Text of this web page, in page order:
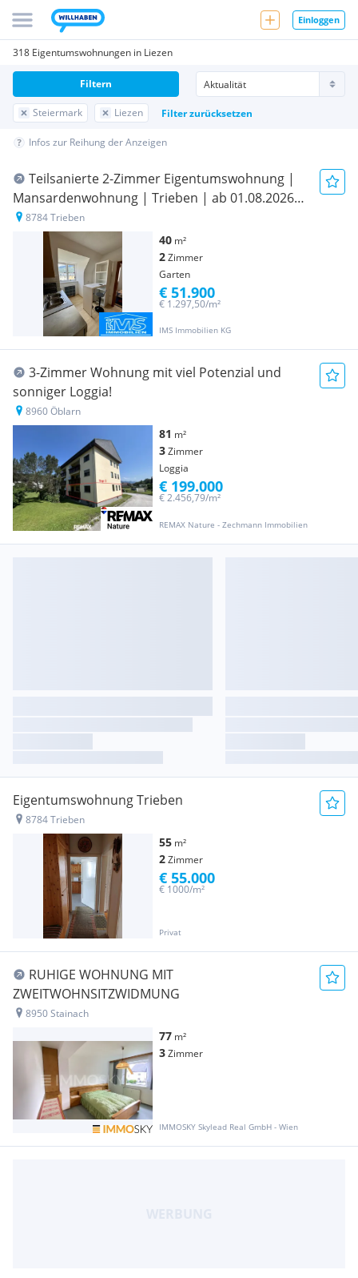
Einloggen
318 Eigentumswohnungen in Liezen
Steiermark Liezen Filter zurücksetzen
Filtern
Infos zur Reihung der Anzeigen
Teilsanierte 2-Zimmer Eigentumswohnung |
Mansardenwohnung | Trieben | ab 01.08.2026
frei Verfügbar IMS Immobilien KG
8784 Trieben
40 m²
2Zimmer
Garten
IMS Immobilien KG
€ 1.297,50/m²
€ 51.900
3-Zimmer Wohnung mit viel Potenzial und
sonniger Loggia!
8960 Öblarn
81 m²
3Zimmer
Loggia
REMAX Nature - Zechmann Immobilien
€ 2.456,79/m²
€ 199.000
Eigentumswohnung Trieben
8784 Trieben
55 m²
2Zimmer
Privat
€ 1000/m²
€ 55.000
RUHIGE WOHNUNG MIT
ZWEITWOHNSITZWIDMUNG
8950 Stainach
77 m²
3Zimmer
IMMOSKY Skylead Real GmbH - Wien